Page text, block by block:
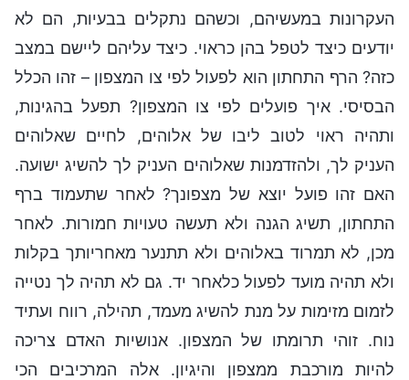
העקרונות במעשיהם, וכשהם נתקלים בבעיות, הם לא
יודעים כיצד לטפל בהן כראוי. כיצד עליהם ליישם במצב
כזה? הרף התחתון הוא לפעול לפי צו המצפון – זהו הכלל
הבסיסי. איך פועלים לפי צו המצפון? תפעל בהגינות,
ותהיה ראוי לטוב ליבו של אלוהים, לחיים שאלוהים
העניק לך, ולהזדמנות שאלוהים העניק לך להשיג ישועה.
האם זהו פועל יוצא של מצפונך? לאחר שתעמוד ברף
התחתון, תשיג הגנה ולא תעשה טעויות חמורות. לאחר
מכן, לא תמרוד באלוהים ולא תתנער מאחריותך בקלות
ולא תהיה מועד לפעול כלאחר יד. גם לא תהיה לך נטייה
לזמום מזימות על מנת להשיג מעמד, תהילה, רווח ועתיד
נוח. זוהי תרומתו של המצפון. אנושיות האדם צריכה
להיות מורכבת ממצפון והיגיון. אלה המרכיבים הכי